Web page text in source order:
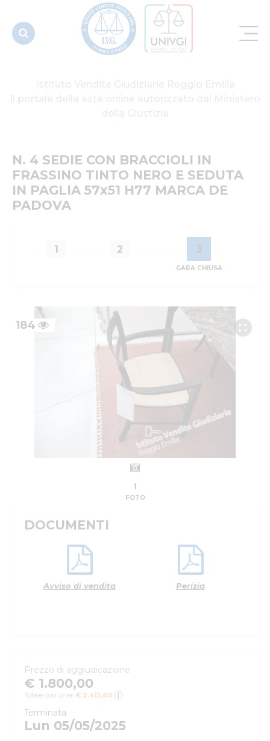
NERO E
SEDUTA IN
PAGLIA
N. 4 SEDIE CON BRACCIOLI IN
FRASSINO TINTO NERO E SEDUTA
IN PAGLIA 57x51 H77 MARCA DE
PADOVA
1 2 3
GARA CHIUSA
184
1
FOTO
DOCUMENTI
Avviso di vendita Perizia
Prezzo di aggiudicazione
€ 1.800,00
Totale con oneri: € 2.415,60
Terminata
Lun 05/05/2025